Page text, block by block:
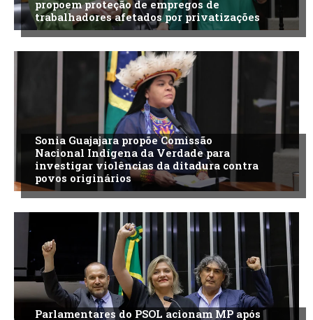
propoem proteção de empregos de
trabalhadores afetados por privatizações
Sonia Guajajara propõe Comissão
Nacional Indígena da Verdade para
investigar violências da ditadura contra
povos originários
Parlamentares do PSOL acionam MP após